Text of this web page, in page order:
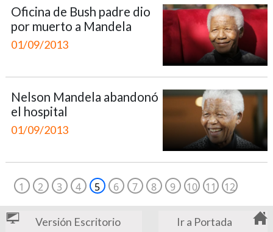
Oficina de Bush padre dio
por muerto a Mandela
01/09/2013
Nelson Mandela abandonó
el hospital
01/09/2013
1 2 3 4 5 6 7 8 9 10 11 12
Versión Escritorio Ir a Portada